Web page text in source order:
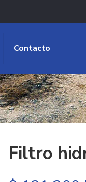
Contacto
Filtro